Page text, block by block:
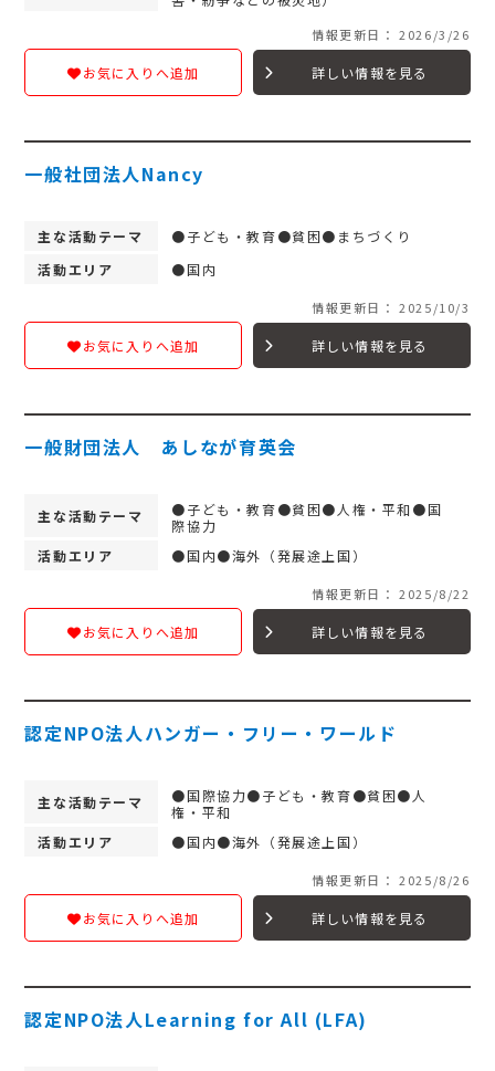
情報更新日： 2026/3/26
お気に入りへ追加 詳しい情報を見る
一般社団法人Nancy
主な活動テーマ
●子ども・教育●貧困●まちづくり
活動エリア
●国内
情報更新日： 2025/10/3
お気に入りへ追加 詳しい情報を見る
一般財団法人 あしなが育英会
主な活動テーマ
●子ども・教育●貧困●人権・平和●国
際協力
活動エリア
●国内●海外（発展途上国）
情報更新日： 2025/8/22
お気に入りへ追加 詳しい情報を見る
認定NPO法人ハンガー・フリー・ワールド
主な活動テーマ
●国際協力●子ども・教育●貧困●人
権・平和
活動エリア
●国内●海外（発展途上国）
情報更新日： 2025/8/26
お気に入りへ追加 詳しい情報を見る
認定NPO法人Learning for All (LFA)